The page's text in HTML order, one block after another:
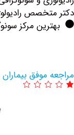
رادیولوژی
مرکز سونوگرافي
بیماران 24461
بهترین